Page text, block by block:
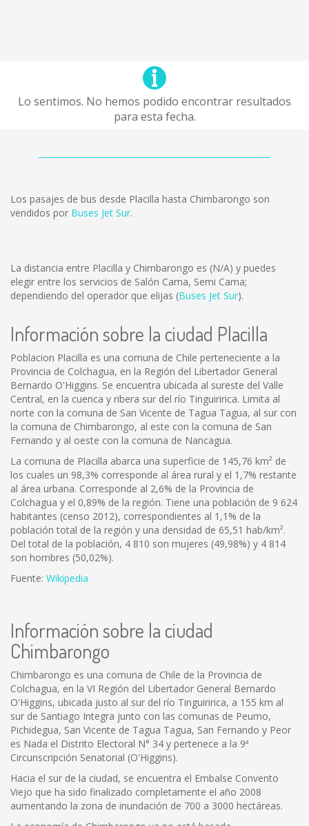
Lo sentimos. No hemos podido encontrar resultados
para esta fecha.
Los pasajes de bus desde Placilla hasta Chimbarongo son
vendidos por Buses Jet Sur.
La distancia entre Placilla y Chimbarongo es (N/A) y puedes
elegir entre los servicios de Salón Cama, Semi Cama;
dependiendo del operador que elijas (Buses Jet Sur).
Información sobre la ciudad Placilla
Poblacion Placilla es una comuna de Chile perteneciente a la
Provincia de Colchagua, en la Región del Libertador General
Bernardo O'Higgins. Se encuentra ubicada al sureste del Valle
Central, en la cuenca y ribera sur del río Tinguiririca. Limita al
norte con la comuna de San Vicente de Tagua Tagua, al sur con
la comuna de Chimbarongo, al este con la comuna de San
Fernando y al oeste con la comuna de Nancagua.
La comuna de Placilla abarca una superficie de 145,76 km² de
los cuales un 98,3% corresponde al área rural y el 1,7% restante
al área urbana. Corresponde al 2,6% de la Provincia de
Colchagua y el 0,89% de la región. Tiene una población de 9 624
habitantes (censo 2012), correspondientes al 1,1% de la
población total de la región y una densidad de 65,51 hab/km².
Del total de la población, 4 810 son mujeres (49,98%) y 4 814
son hombres (50,02%).
Fuente: Wikipedia
Información sobre la ciudad
Chimbarongo
Chimbarongo es una comuna de Chile de la Provincia de
Colchagua, en la VI Región del Libertador General Bernardo
O'Higgins, ubicada justo al sur del río Tinguiririca, a 155 km al
sur de Santiago Integra junto con las comunas de Peumo,
Pichidegua, San Vicente de Tagua Tagua, San Fernando y Peor
es Nada el Distrito Electoral N° 34 y pertenece a la 9ª
Circunscripción Senatorial (O'Higgins).
Hacia el sur de la ciudad, se encuentra el Embalse Convento
Viejo que ha sido finalizado completamente el año 2008
aumentando la zona de inundación de 700 a 3000 hectáreas.